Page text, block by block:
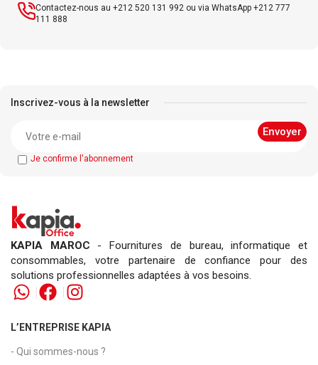
Contactez-nous au +212 520 131 992 ou via WhatsApp +212 777
111 888
Inscrivez-vous à la newsletter
Je confirme l'abonnement
KAPIA MAROC - Fournitures de bureau, informatique et
consommables, votre partenaire de confiance pour des
solutions professionnelles adaptées à vos besoins.
L’ENTREPRISE KAPIA
- Qui sommes-nous ?